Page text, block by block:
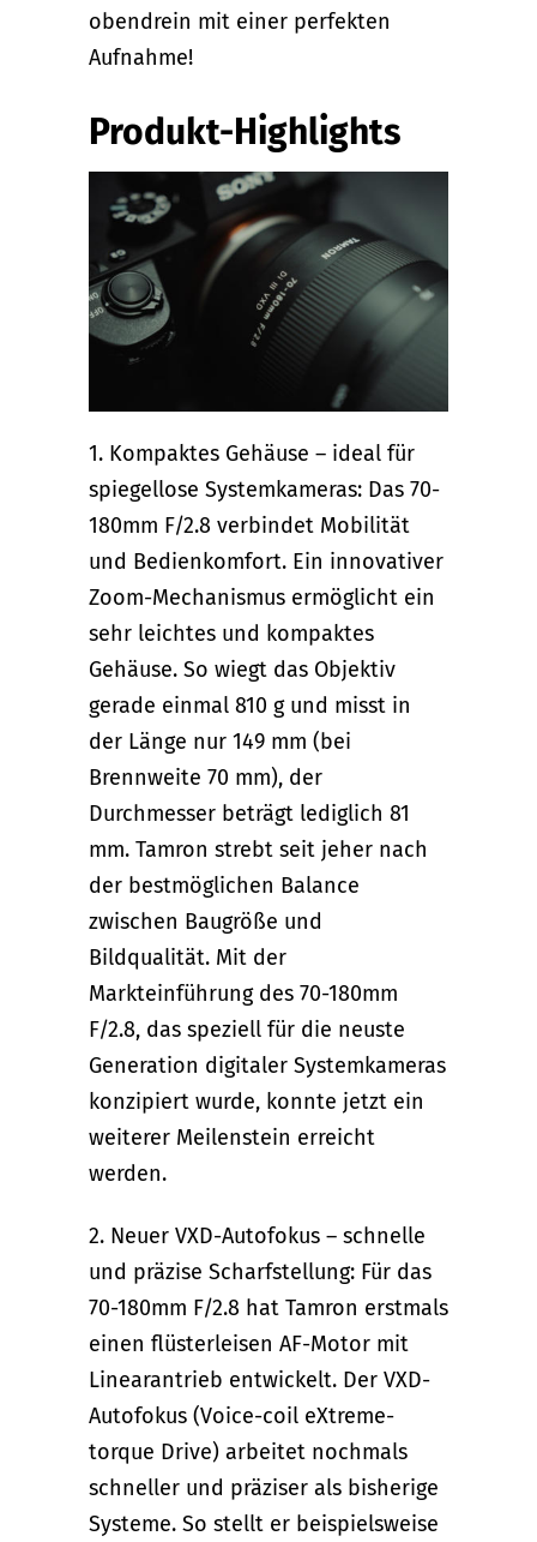
obendrein mit einer perfekten
Aufnahme!
Produkt-Highlights
1. Kompaktes Gehäuse – ideal für
spiegellose Systemkameras: Das 70-
180mm F/2.8 verbindet Mobilität
und Bedienkomfort. Ein innovativer
Zoom-Mechanismus ermöglicht ein
sehr leichtes und kompaktes
Gehäuse. So wiegt das Objektiv
gerade einmal 810 g und misst in
der Länge nur 149 mm (bei
Brennweite 70 mm), der
Durchmesser beträgt lediglich 81
mm. Tamron strebt seit jeher nach
der bestmöglichen Balance
zwischen Baugröße und
Bildqualität. Mit der
Markteinführung des 70-180mm
F/2.8, das speziell für die neuste
Generation digitaler Systemkameras
konzipiert wurde, konnte jetzt ein
weiterer Meilenstein erreicht
werden.
2. Neuer VXD-Autofokus – schnelle
und präzise Scharfstellung: Für das
70-180mm F/2.8 hat Tamron erstmals
einen flüsterleisen AF-Motor mit
Linearantrieb entwickelt. Der VXD-
Autofokus (Voice-coil eXtreme-
torque Drive) arbeitet nochmals
schneller und präziser als bisherige
Systeme. So stellt er beispielsweise